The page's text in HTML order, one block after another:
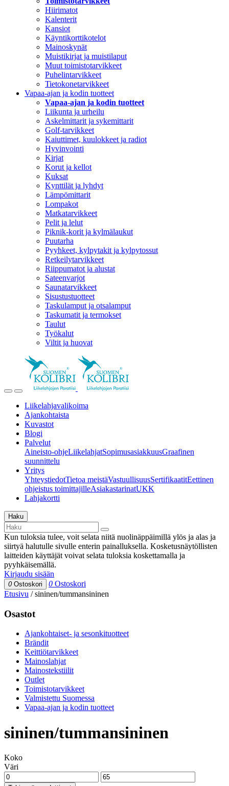
Hiirimatot
Kalenterit
Kansiot
Käyntikorttikotelot
Mainoskynät
Muistikirjat ja muistilaput
Muut toimistotarvikkeet
Puhelintarvikkeet
Tietokonetarvikkeet
Vapaa-ajan ja kodin tuotteet
Vapaa-ajan ja kodin tuotteet
Liikunta ja urheilu
Askelmittarit ja sykemittarit
Golf-tarvikkeet
Kaiuttimet, kuulokkeet ja radiot
Hyvinvointi
Kirjat
Korut ja kellot
Kuksat
Kynttilät ja lyhdyt
Lämpömittarit
Lompakot
Matkatarvikkeet
Pelit ja lelut
Piknik-korit ja kylmälaukut
Puutarha
Pyyhkeet, kylpytakit ja kylpytossut
Retkeilytarvikkeet
Riippumatot ja alustat
Sateenvarjot
Saunatarvikkeet
Sisustustuotteet
Taskulamput ja otsalamput
Taskumatit ja termokset
Taulut
Työkalut
Viltit ja huovat
Liikelahjavalikoima
Ajankohtaista
Kuvastot
Blogi
Palvelut
Aineisto-ohjeLiikelahjatSopimusasiakkuusGraafinen
suunnittelu
Yritys
YhteystiedotTietoa meistäVastuullisuusSertifikaatitEettinen
ohjeistus toimittajilleAsiakastarinatUKK
Lahjakortti
Haku
Kun tuloksia tulee, voit selata niitä nuolinäppäimillä ylös ja alas ja
siirtyä halutulle sivulle enterin painalluksella. Kosketusnäytöllisten
laitteiden käyttäjät voivat selata tuloksia koskettamalla ja
pyyhkäisemällä.
Kirjaudu sisään
0 Ostoskori 0 Ostoskori
Etusivu /sininen/tummansininen
Osastot
Ajankohtaiset- ja sesonkituotteet
Brändit
Keittiötarvikkeet
Mainoslahjat
Mainostekstiilit
Outlet
Toimistotarvikkeet
Valmistettu Suomessa
Vapaa-ajan ja kodin tuotteet
sininen/tummansininen
Koko
Väri